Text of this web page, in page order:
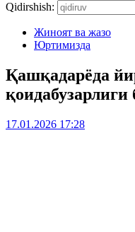
Qidirshish:
Жиноят ва жазо
Юртимизда
Қашқадарёда
17.01.2026 17:28